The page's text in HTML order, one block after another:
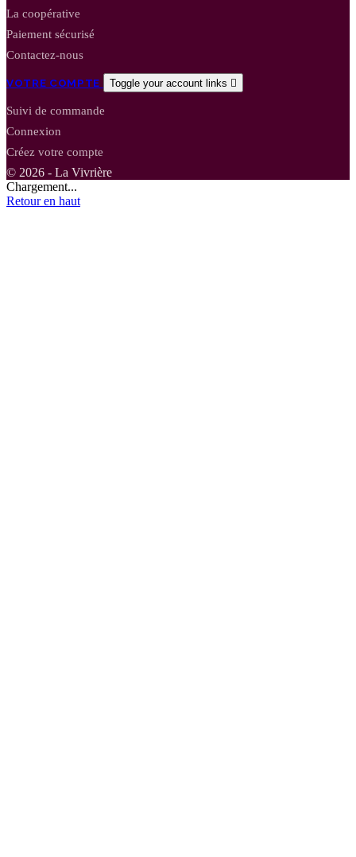
La coopérative
Paiement sécurisé
Contactez-nous
VOTRE COMPTE Toggle your account links 
Suivi de commande
Connexion
Créez votre compte
© 2026 - La Vivrière
Chargement...
Retour en haut